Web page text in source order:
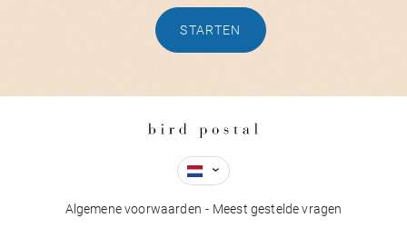
STARTEN
Algemene voorwaarden Meest gestelde vragen